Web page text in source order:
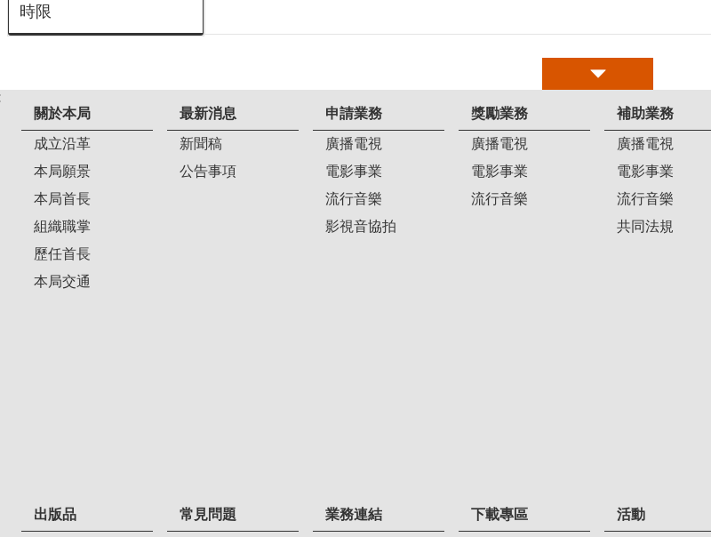
時限
關於本局
成立沿革
本局願景
本局首長
組織職掌
歷任首長
本局交通
最新消息
新聞稿
公告事項
申請業務
廣播電視
電影事業
流行音樂
影視音協拍
獎勵業務
廣播電視
電影事業
流行音樂
補助業務
廣播電視
電影事業
流行音樂
共同法規
出版品
常見問題
業務連結
下載專區
活動